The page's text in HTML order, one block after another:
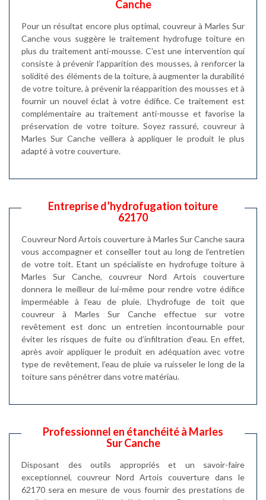
Canche
Pour un résultat encore plus optimal, couvreur à Marles Sur
Canche vous suggère le traitement hydrofuge toiture en
plus du traitement anti-mousse. C’est une intervention qui
consiste à prévenir l’apparition des mousses, à renforcer la
solidité des éléments de la toiture, à augmenter la durabilité
de votre toiture, à prévenir la réapparition des mousses et à
fournir un nouvel éclat à votre édifice. Ce traitement est
complémentaire au traitement anti-mousse et favorise la
préservation de votre toiture. Soyez rassuré, couvreur à
Marles Sur Canche veillera à appliquer le produit le plus
adapté à votre couverture.
Entreprise d’hydrofugation toiture
62170
Couvreur Nord Artois couverture à Marles Sur Canche saura
vous accompagner et conseiller tout au long de l’entretien
de votre toit. Etant un spécialiste en hydrofuge toiture à
Marles Sur Canche, couvreur Nord Artois couverture
donnera le meilleur de lui-même pour rendre votre édifice
imperméable à l’eau de pluie. L’hydrofuge de toit que
couvreur à Marles Sur Canche effectue sur votre
revêtement est donc un entretien incontournable pour
éviter les risques de fuite ou d’infiltration d’eau. En effet,
après avoir appliquer le produit en adéquation avec votre
type de revêtement, l’eau de pluie va ruisseler le long de la
toiture sans pénétrer dans votre matériau.
Professionnel en étanchéité à Marles
Sur Canche
Disposant des outils appropriés et un savoir-faire
exceptionnel, couvreur Nord Artois couverture dans le
62170 sera en mesure de vous fournir des prestations de